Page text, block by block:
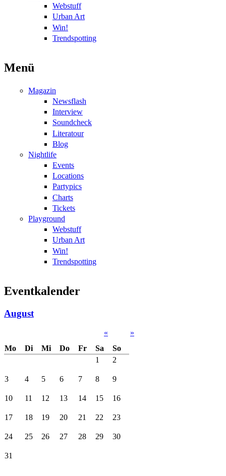
Webstuff
Urban Art
Win!
Trendspotting
Menü
Magazin
Newsflash
Interview
Soundcheck
Literatour
Blog
Nightlife
Events
Locations
Partypics
Charts
Tickets
Playground
Webstuff
Urban Art
Win!
Trendspotting
Eventkalender
August
«
»
Mo
Di Mi Do Fr Sa
So
1
2
3 4 5 6 7 8 9
10 11 12 13 14 15 16
17 18 19 20 21 22 23
24 25 26 27 28 29 30
31